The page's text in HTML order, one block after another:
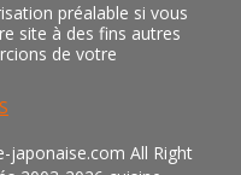
préalable si vous
site à des fins autres
de votre
japonaise.com All Right